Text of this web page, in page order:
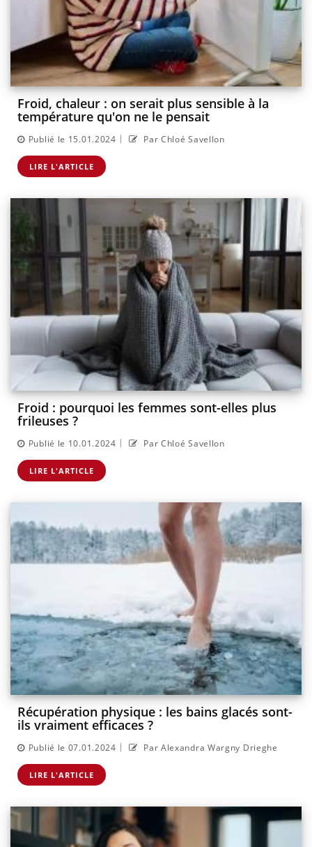
Froid, chaleur : on serait plus sensible à la
température qu'on ne le pensait
Publié le 15.01.2024 | Par Chloé Savellon
LIRE L'ARTICLE
Froid : pourquoi les femmes sont-elles plus
frileuses ?
Publié le 10.01.2024 | Par Chloé Savellon
LIRE L'ARTICLE
Récupération physique : les bains glacés sont-
ils vraiment efficaces ?
Publié le 07.01.2024 | Par Alexandra Wargny Drieghe
LIRE L'ARTICLE